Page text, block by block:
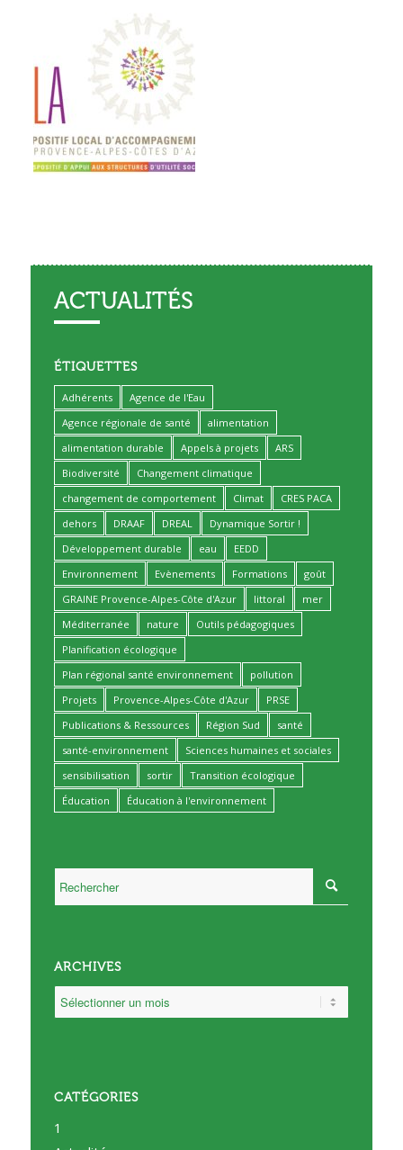
ACTUALITÉS
ÉTIQUETTES
Adhérents
Agence de l'Eau
Agence régionale de santé
alimentation
alimentation durable
Appels à projets
ARS
Biodiversité
Changement climatique
changement de comportement
Climat
CRES PACA
dehors
DRAAF DREAL
Dynamique Sortir !
Développement durable
eau
EEDD
Environnement
Evènements Formations
goût
GRAINE Provence-Alpes-Côte d'Azur
littoral
mer
Méditerranée
nature
Outils pédagogiques
Planification écologique
Plan régional santé environnement
pollution
Projets
Provence-Alpes-Côte d'Azur
PRSE
Publications & Ressources
Région Sud
santé
santé-environnement
Sciences humaines et sociales
sensibilisation
sortir
Transition écologique
Éducation
Éducation à l'environnement
ARCHIVES
CATÉGORIES
1